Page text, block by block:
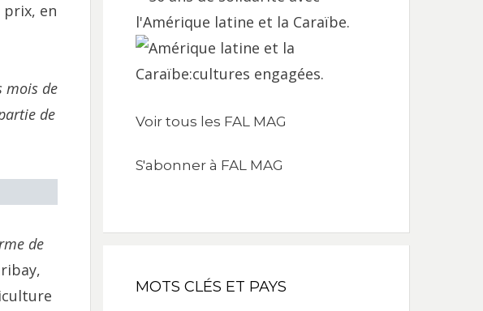
prix, en
mois de
de
de
Voir tous les FAL MAG
S'abonner à FAL MAG
MOTS CLÉS ET PAYS